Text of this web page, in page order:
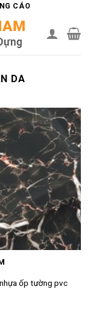
CÁO
DA
ốp tường pvc